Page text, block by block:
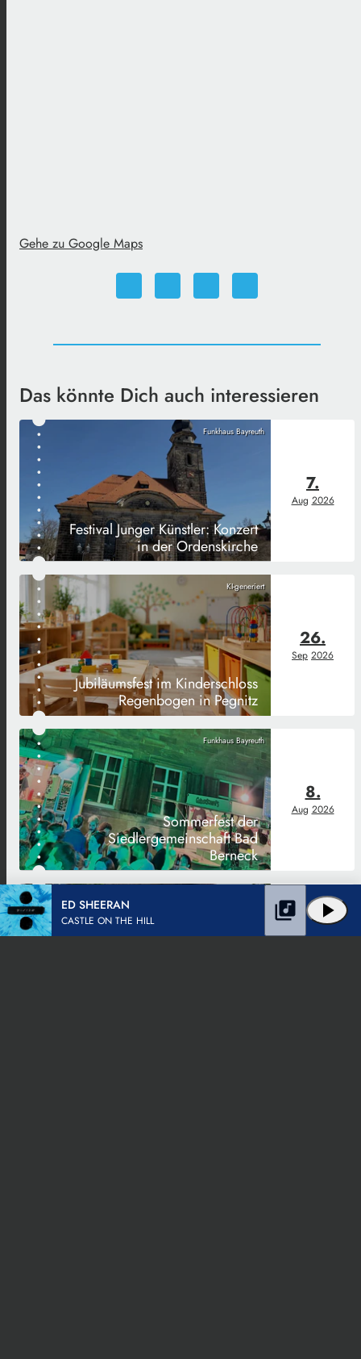
Gehe zu Google Maps
Das könnte Dich auch interessieren
Funkhaus Bayreuth
Festival Junger Künstler: Konzert
in der Ordenskirche
7.
Aug 2026
KI-generiert
Jubiläumsfest im Kinderschloss
Regenbogen in Pegnitz
26.
Sep 2026
Funkhaus Bayreuth
Sommerfest der
Siedlergemeinschaft Bad
Berneck
8.
Aug 2026
ED SHEERAN
CASTLE ON THE HILL play_arrow
library_music